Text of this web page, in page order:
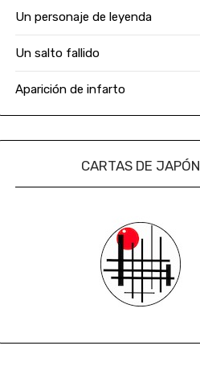
Un personaje de leyenda
Un salto fallido
Aparición de infarto
CARTAS DE JAPÓN